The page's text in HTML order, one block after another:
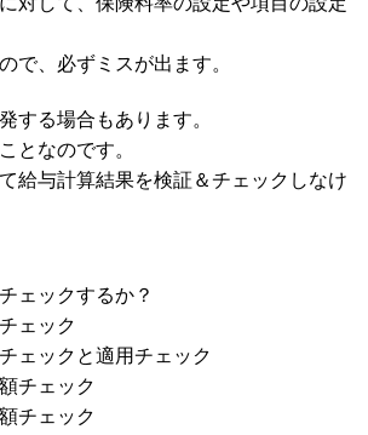
で、必ずミスが出ます。
する場合もあります。
となのです。
給与計算結果を検証＆チェックしなけ
ェックするか？
ェック
ェックと適用チェック
チェック
チェック